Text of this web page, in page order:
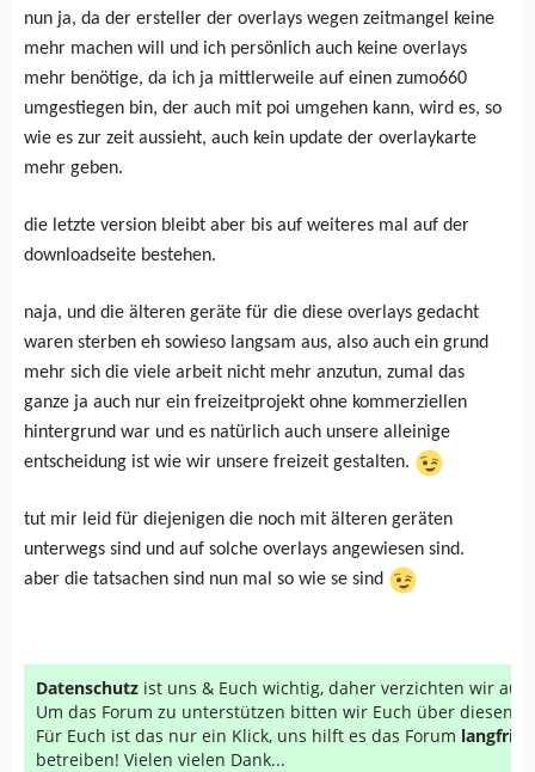
nun ja, da der ersteller der overlays wegen zeitmangel keine
mehr machen will und ich persönlich auch keine overlays
mehr benötige, da ich ja mittlerweile auf einen zumo660
umgestiegen bin, der auch mit poi umgehen kann, wird es, so
wie es zur zeit aussieht, auch kein update der overlaykarte
mehr geben.
die letzte version bleibt aber bis auf weiteres mal auf der
downloadseite bestehen.
naja, und die älteren geräte für die diese overlays gedacht
waren sterben eh sowieso langsam aus, also auch ein grund
mehr sich die viele arbeit nicht mehr anzutun, zumal das
ganze ja auch nur ein freizeitprojekt ohne kommerziellen
hintergrund war und es natürlich auch unsere alleinige
entscheidung ist wie wir unsere freizeit gestalten.
tut mir leid für diejenigen die noch mit älteren geräten
unterwegs sind und auf solche overlays angewiesen sind.
aber die tatsachen sind nun mal so wie se sind
Datenschutz ist uns & Euch wichtig, daher verzichten wir auf
Um das Forum zu unterstützen bitten wir Euch über diesen
Für Euch ist das nur ein Klick, uns hilft es das Forum
betreiben! Vielen vielen Dank...